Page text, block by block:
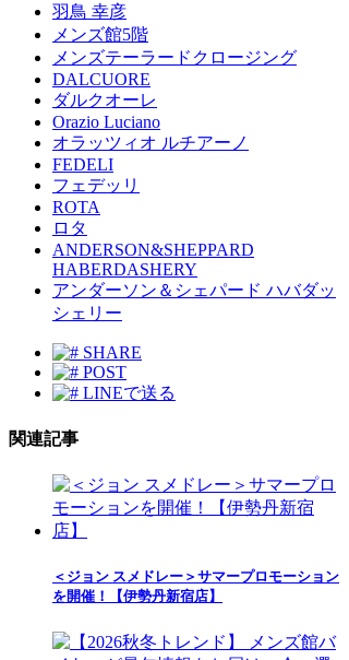
羽鳥 幸彦
メンズ館5階
メンズテーラードクロージング
DALCUORE
ダルクオーレ
Orazio Luciano
オラッツィオ ルチアーノ
FEDELI
フェデッリ
ROTA
ロタ
ANDERSON&SHEPPARD
HABERDASHERY
アンダーソン＆シェパード ハバダッ
シェリー
SHARE
POST
LINEで送る
関連記事
＜ジョン スメドレー＞サマープロモーション
を開催！【伊勢丹新宿店】